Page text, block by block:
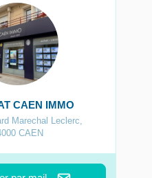
CAEN IMMO
Marechal Leclerc,
CAEN